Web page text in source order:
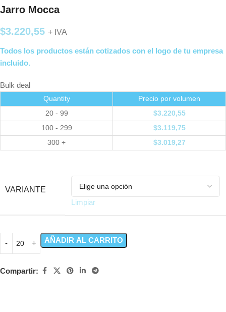
Jarro Mocca
$3.220,55 + IVA
Todos los productos están cotizados con el logo de tu empresa
incluido.
Bulk deal
Quantity
Precio por volumen
20 - 99
$3.220,55
100 - 299
$3.119,75
300 +
$3.019,27
VARIANTE
Limpiar
AÑADIR AL CARRITO
Compartir: